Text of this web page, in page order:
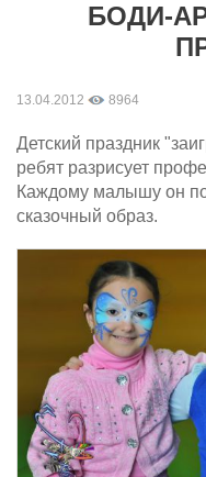
БОДИ-
13.04.2012 8964
Детский праздник
ребят разрисует
Каждому малышу он
сказочный образ.